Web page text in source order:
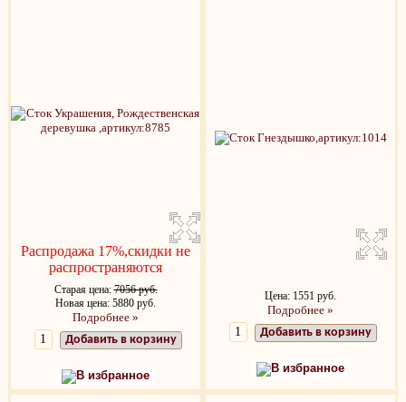
Распродажа 17%,скидки не
распространяются
Старая цена:7056 руб.
Новая цена: 5880 руб.
Подробнее »
Добавить в корзину
В избранное
Цена: 1551 руб.
Подробнее »
Добавить в корзину
В избранное